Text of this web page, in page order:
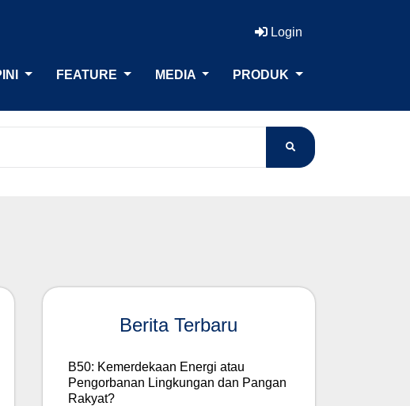
Login
FEATURE MEDIA PRODUK
Berita Terbaru
B50: Kemerdekaan Energi atau
Pengorbanan Lingkungan dan Pangan
Rakyat?